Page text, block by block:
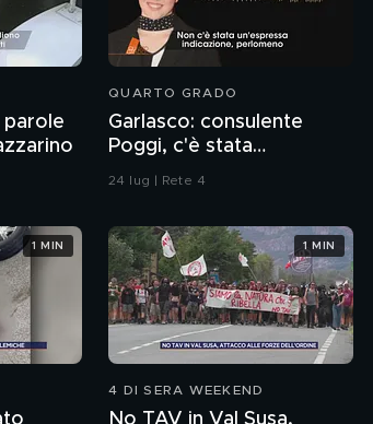
parole
QUARTO GRADO
Garlasco: consulente
Poggi, c'è stata
contaminazione sulle
24 lug | Rete 4
1 MIN
4 DI SERA WEEKEND
No TAV in Val Susa,
1 MIN